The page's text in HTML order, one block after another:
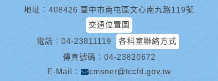
地址︰408426 臺中市南屯區文心南九路119號
交通位置圖
電話︰ 04-23811119
各科室聯絡方式
傳真號碼：04-23820672
E-Mail︰
cmsner@tccfd.gov.tw